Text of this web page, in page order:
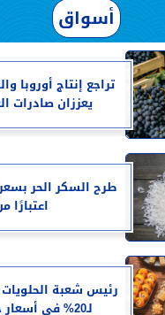
أسواق
تراجع إنتاج أوروبا
يعززان صادرات
اعتبارًا
رئيس شعبة
لـ20% في أسعار حلوى المولد